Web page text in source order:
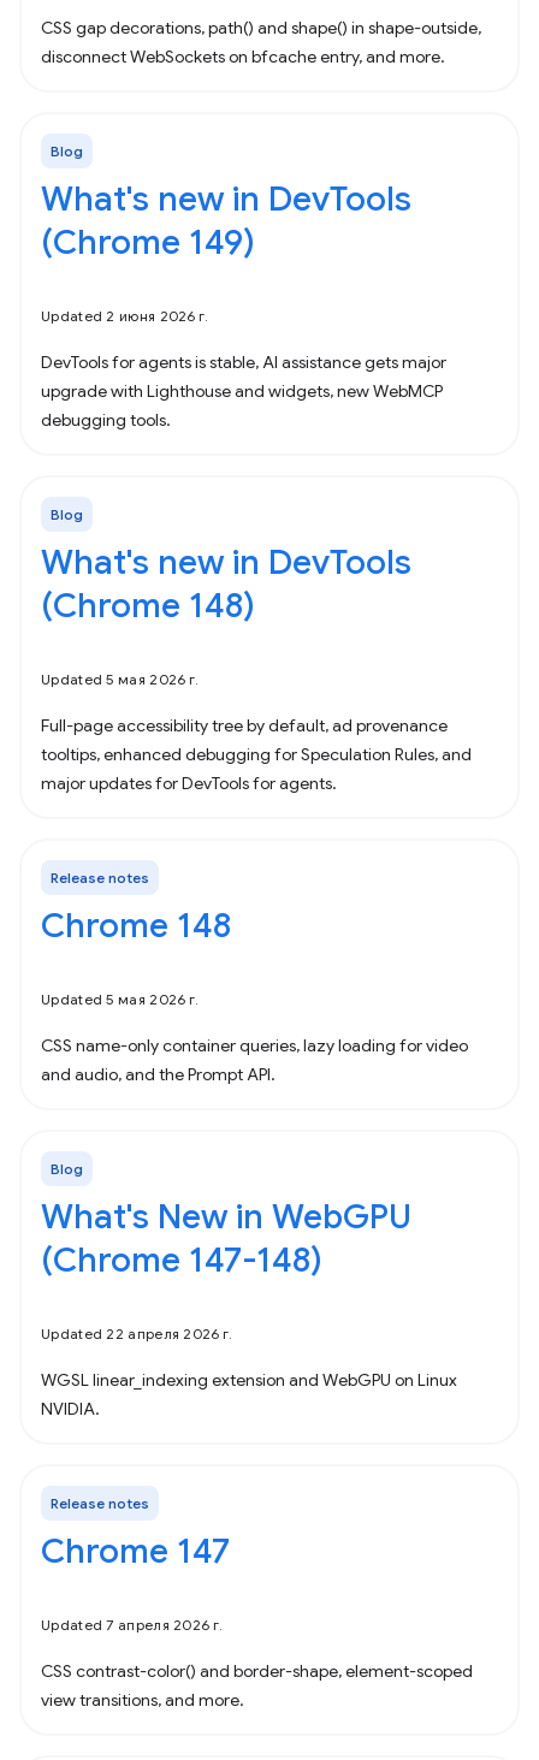
CSS gap decorations, path() and shape() in shape-outside,
disconnect WebSockets on bfcache entry, and more.
Blog
What's new in DevTools
(Chrome 149)
Updated 2 июня 2026 г.
DevTools for agents is stable, AI assistance gets major
upgrade with Lighthouse and widgets, new WebMCP
debugging tools.
Blog
What's new in DevTools
(Chrome 148)
Updated 5 мая 2026 г.
Full-page accessibility tree by default, ad provenance
tooltips, enhanced debugging for Speculation Rules, and
major updates for DevTools for agents.
Release notes
Chrome 148
Updated 5 мая 2026 г.
CSS name-only container queries, lazy loading for video
and audio, and the Prompt API.
Blog
What's New in WebGPU
(Chrome 147-148)
Updated 22 апреля 2026 г.
WGSL linear_indexing extension and WebGPU on Linux
NVIDIA.
Release notes
Chrome 147
Updated 7 апреля 2026 г.
CSS contrast-color() and border-shape, element-scoped
view transitions, and more.